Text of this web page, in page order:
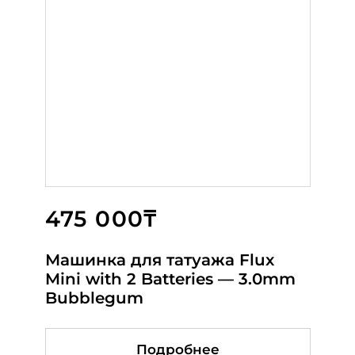
475 000₸
Машинка для татуажа Flux
Mini with 2 Batteries — 3.0mm
Bubblegum
Подробнее
58 000₸
МАШИНКА BIOMASER U1 PINK
Подробнее
35 000₸
Giantsun 9588 BLACK
Подробнее